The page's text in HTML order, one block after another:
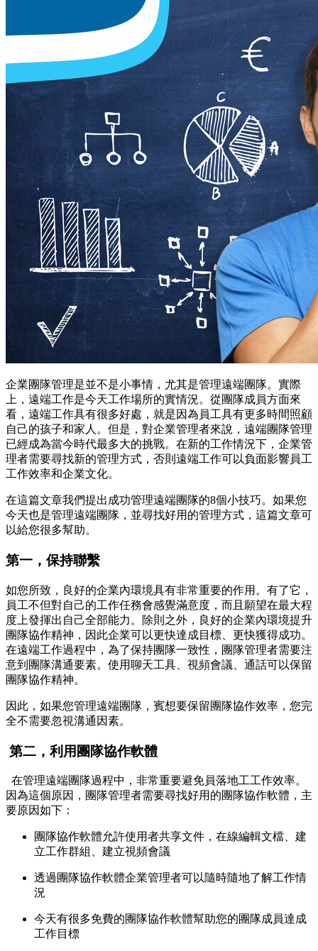
企業團隊管理是並不是小事情，尤其是管理遠端團隊。實際
上，遠端工作是今天工作場所的實情況。從團隊成員方面來
看，遠端工作具有很多好處，就是因為員工具有更多時間照顧
自己的孩子和家人。但是，對企業管理者來說，遠端團隊管理
已經成為當今時代最多大的挑戰。在新的工作情況下，企業管
理者需要尋找新的管理方式，否則遠端工作可以負面影響員工
工作效率和企業文化。
在這篇文章我們提出成功管理遠端團隊的8個小技巧。如果您
今天也是管理遠端團隊，並尋找好用的管理方式，這篇文章可
以給您很多幫助。
第一，保持聯繫
如您所致，良好的企業內環境具有非常重要的作用。有了它，
員工不但對自己的工作任務會感覺滿意度，而且願望在最大程
度上發揮出自己全部能力。除則之外，良好的企業內環境提升
團隊協作精神，因此企業可以更快達成目標、更快獲得成功。
在遠端工作過程中，為了保持團隊一致性，團隊管理者需要注
意到團隊溝通要素。使用聊天工具、視頻會議、通話可以保留
團隊協作精神。
因此，如果您管理遠端團隊，賓想要保留團隊協作效率，您完
全不需要忽視溝通因素。
第二，利用團隊協作軟體
在管理遠端團隊過程中，非常重要避免員落地工工作效率。
因為這個原因，團隊管理者需要尋找好用的團隊協作軟體，主
要原因如下：
團隊協作軟體允許使用者共享文件，在線編輯文檔、建
立工作群組、建立視頻會議
透過團隊協作軟體企業管理者可以隨時隨地了解工作情
況
今天有很多免費的團隊協作軟體幫助您的團隊成員達成
工作目標